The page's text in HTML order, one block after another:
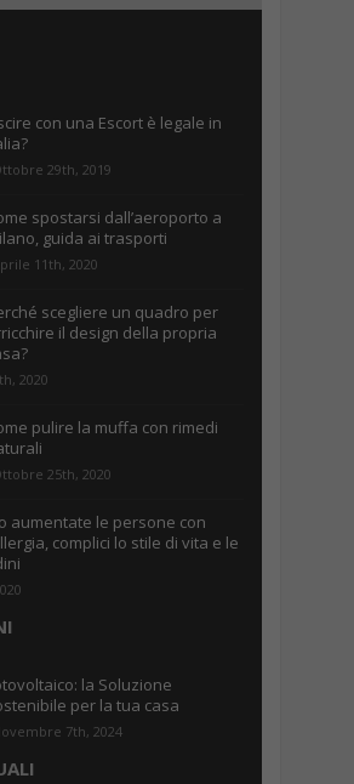
con una Escort è legale in
29th, 2019
spostarsi dall’aeroporto a
guida ai trasporti
11th, 2020
scegliere un quadro per
il design della propria
2020
pulire la muffa con rimedi
25th, 2020
aumentate le persone con
complici lo stile di vita e le
la Soluzione
per la tua casa
7th, 2024